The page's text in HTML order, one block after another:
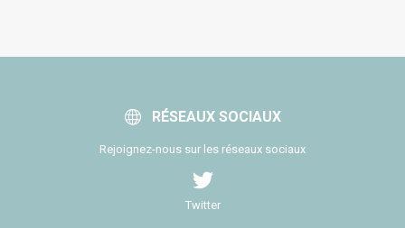
RÉSEAUX SOCIAUX
Rejoignez-nous sur les réseaux sociaux
Twitter